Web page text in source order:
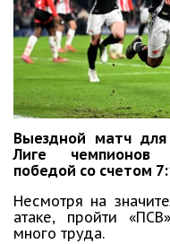
Выездной матч для
Лиге чемпионов
победой со счетом
Несмотря на
атаке, пройти
много труда.